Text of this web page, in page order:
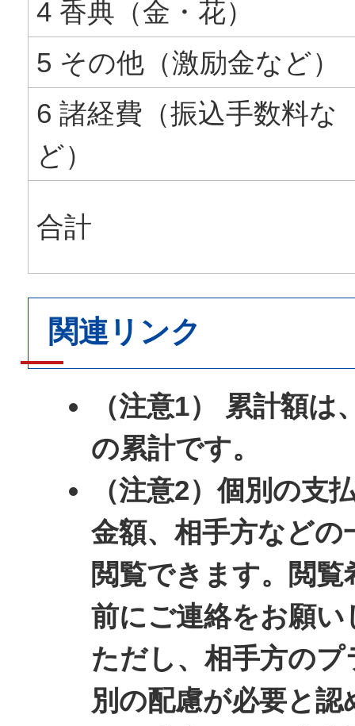
4 香典（金・花）
5 その他（激励金など）
6 諸経費（振込手数料な
ど）
合計
関連リンク
（注意1） 累計額は
の累計です。
（注意2）個別の支
金額、相手方などの
閲覧できます。閲
前にご連絡をお願い
ただし、相手方の
別の配慮が必要と